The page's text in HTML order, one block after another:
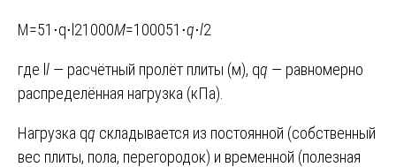
M=51⋅q⋅l21000M=100051⋅q⋅l2​
где l l — расчётный пролёт плиты (м), qq — равномерно
распределённая нагрузка (кПа).
Нагрузка qq складывается из постоянной (собственный
вес плиты, пола, перегородок) и временной (полезная